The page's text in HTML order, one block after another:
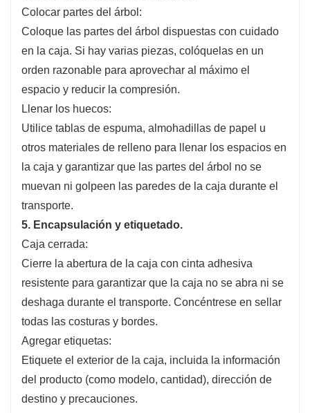
Colocar partes del árbol:
Coloque las partes del árbol dispuestas con cuidado
en la caja. Si hay varias piezas, colóquelas en un
orden razonable para aprovechar al máximo el
espacio y reducir la compresión.
Llenar los huecos:
Utilice tablas de espuma, almohadillas de papel u
otros materiales de relleno para llenar los espacios en
la caja y garantizar que las partes del árbol no se
muevan ni golpeen las paredes de la caja durante el
transporte.
5. Encapsulación y etiquetado.
Caja cerrada:
Cierre la abertura de la caja con cinta adhesiva
resistente para garantizar que la caja no se abra ni se
deshaga durante el transporte. Concéntrese en sellar
todas las costuras y bordes.
Agregar etiquetas:
Etiquete el exterior de la caja, incluida la información
del producto (como modelo, cantidad), dirección de
destino y precauciones.